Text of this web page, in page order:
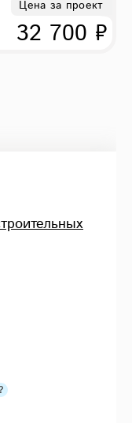
Цена за проект
32 700 ₽